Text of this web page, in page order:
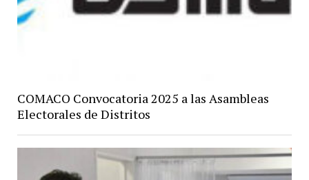
COMACO Convocatoria 2025 a las Asambleas
Electorales de Distritos